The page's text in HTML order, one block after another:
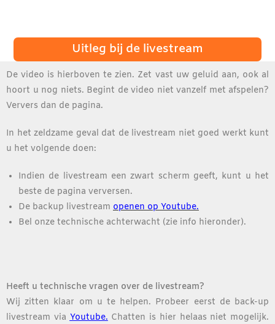
Uitleg bij de livestream
De video is hierboven te zien. Zet vast uw geluid aan, ook al
hoort u nog niets. Begint de video niet vanzelf met afspelen?
Ververs dan de pagina.
In het zeldzame geval dat de livestream niet goed werkt kunt
u het volgende doen:
Indien de livestream een zwart scherm geeft, kunt u het
beste de pagina verversen.
De backup livestream openen op Youtube.
Bel onze technische achterwacht (zie info hieronder).
Heeft u technische vragen over de livestream?
Wij zitten klaar om u te helpen. Probeer eerst de back-up
livestream viaYoutube.Chatten is hier helaas niet mogelijk.